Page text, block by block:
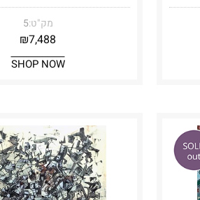
מק"ט:5
₪7,488
SHOP NOW